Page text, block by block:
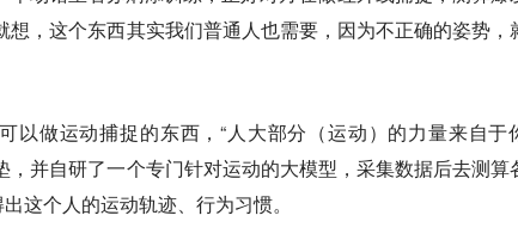
想，这个东西其实我们普通人也需要，因为不正确的姿势，
以做运动捕捉的东西，“人大部分（运动）的力量来自于
，并自研了一个专门针对运动的大模型，采集数据后去测算
这个人的运动轨迹、行为习惯。